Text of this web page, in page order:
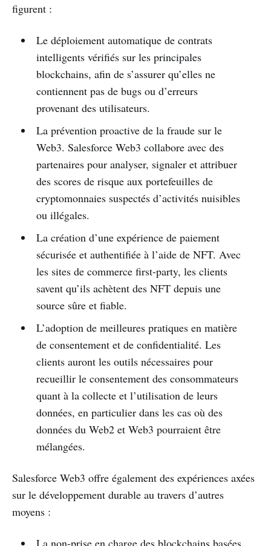
figurent :
Le déploiement automatique de contrats
intelligents vérifiés sur les principales
blockchains, afin de s’assurer qu’elles ne
contiennent pas de bugs ou d’erreurs
provenant des utilisateurs.
La prévention proactive de la fraude sur le
Web3. Salesforce Web3 collabore avec des
partenaires pour analyser, signaler et attribuer
des scores de risque aux portefeuilles de
cryptomonnaies suspectés d’activités nuisibles
ou illégales.
La création d’une expérience de paiement
sécurisée et authentifiée à l’aide de NFT. Avec
les sites de commerce first-party, les clients
savent qu’ils achètent des NFT depuis une
source sûre et fiable.
L’adoption de meilleures pratiques en matière
de consentement et de confidentialité. Les
clients auront les outils nécessaires pour
recueillir le consentement des consommateurs
quant à la collecte et l’utilisation de leurs
données, en particulier dans les cas où des
données du Web2 et Web3 pourraient être
mélangées.
Salesforce Web3 offre également des expériences axées
sur le développement durable au travers d’autres
moyens :
La non-prise en charge des blockchains basées